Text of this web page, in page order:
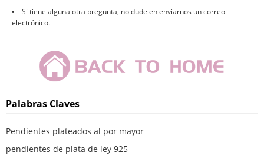
Si tiene alguna otra pregunta, no dude en enviarnos un correo
electrónico.
Palabras Claves
Pendientes plateados al por mayor
pendientes de plata de ley 925